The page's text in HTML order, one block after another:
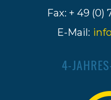
Fax: + 49 (0)
E-Mail:
4-